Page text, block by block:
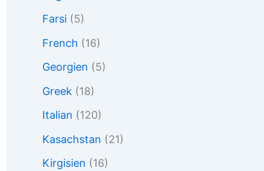
Farsi (5)
French (16)
Georgien (5)
Greek (18)
Italian (120)
Kasachstan (21)
Kirgisien (16)